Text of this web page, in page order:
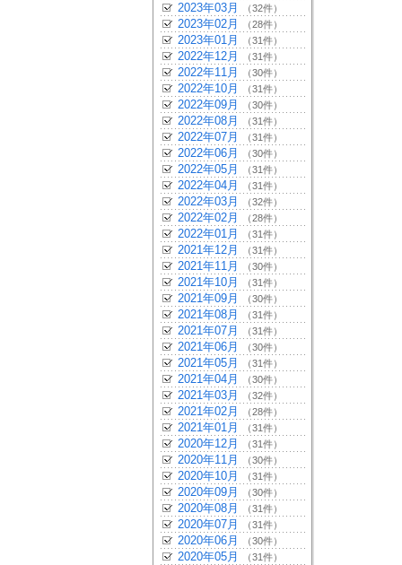
2023年03月 （32件）
2023年02月 （28件）
2023年01月 （31件）
2022年12月 （31件）
2022年11月 （30件）
2022年10月 （31件）
2022年09月 （30件）
2022年08月 （31件）
2022年07月 （31件）
2022年06月 （30件）
2022年05月 （31件）
2022年04月 （31件）
2022年03月 （32件）
2022年02月 （28件）
2022年01月 （31件）
2021年12月 （31件）
2021年11月 （30件）
2021年10月 （31件）
2021年09月 （30件）
2021年08月 （31件）
2021年07月 （31件）
2021年06月 （30件）
2021年05月 （31件）
2021年04月 （30件）
2021年03月 （32件）
2021年02月 （28件）
2021年01月 （31件）
2020年12月 （31件）
2020年11月 （30件）
2020年10月 （31件）
2020年09月 （30件）
2020年08月 （31件）
2020年07月 （31件）
2020年06月 （30件）
2020年05月 （31件）